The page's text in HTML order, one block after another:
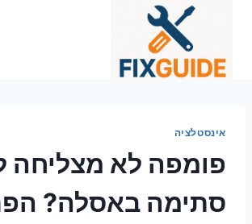
אינסטלציה
פומפה לא מצליחה
סתימה באסלה?